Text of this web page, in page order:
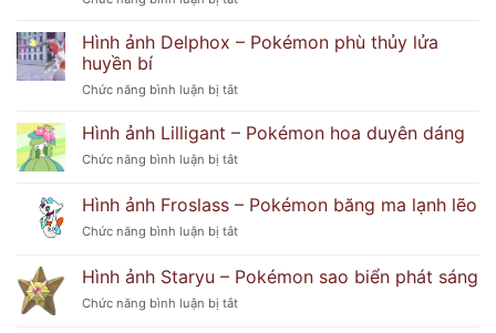
Bí
đoán
ảnh
Popplio
Pokémon
cẩu
nghịch
Hình ảnh Delphox – Pokémon phù thủy lửa
huyền bí
Chức năng bình luận bị tắtở
ảnh
Delphox
–
phù
lửa
bí
Hình ảnh Lilligant – Pokémon hoa duyên dáng
Chức năng bình luận bị tắtở
ảnh
Lilligant
–
hoa
duyên
dáng
Hình ảnh Froslass – Pokémon băng ma lạnh lẽo
Chức năng bình luận bị tắtở
ảnh
Froslass
–
Hình ảnh Staryu – Pokémon sao biển phát sáng
Chức năng bình luận bị tắtở